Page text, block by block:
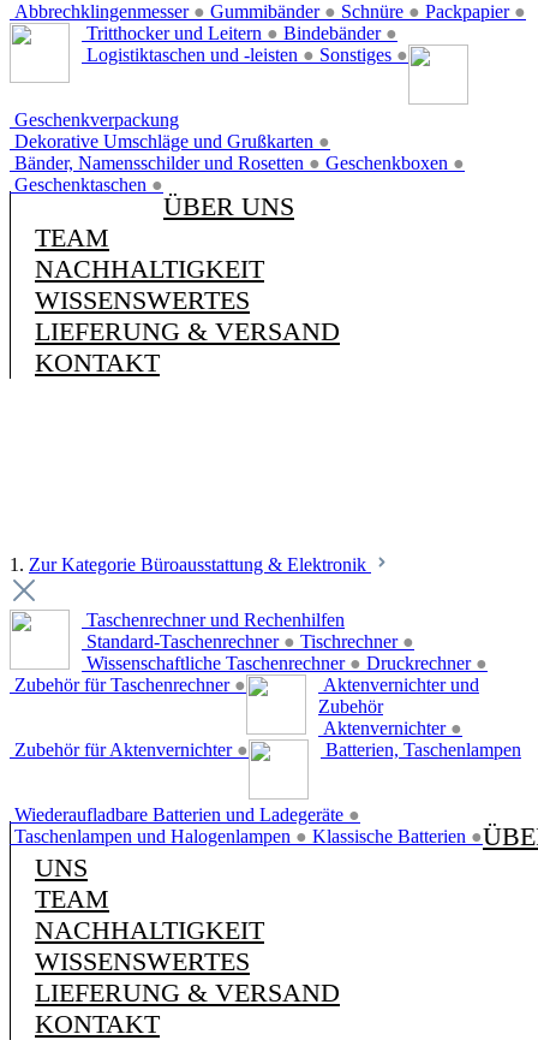
Abbrechklingenmesser ● Gummibänder ● Schnüre ● Packpapier ●
Tritthocker und Leitern ● Bindebänder ●
Logistiktaschen und -leisten ● Sonstiges ●
Geschenkverpackung
Dekorative Umschläge und Grußkarten ●
Bänder, Namensschilder und Rosetten ● Geschenkboxen ●
Geschenktaschen ●
ÜBER UNS
TEAM
NACHHALTIGKEIT
WISSENSWERTES
LIEFERUNG & VERSAND
KONTAKT
1. Zur Kategorie Büroausstattung & Elektronik
Taschenrechner und Rechenhilfen
Standard-Taschenrechner ● Tischrechner ●
Wissenschaftliche Taschenrechner ● Druckrechner ●
Zubehör für Taschenrechner ●
Aktenvernichter und
Zubehör
Aktenvernichter ●
Zubehör für Aktenvernichter ● Batterien, Taschenlampen
Wiederaufladbare Batterien und Ladegeräte ●
Taschenlampen und Halogenlampen ● Klassische Batterien ●
UNS
TEAM
NACHHALTIGKEIT
WISSENSWERTES
LIEFERUNG & VERSAND
KONTAKT